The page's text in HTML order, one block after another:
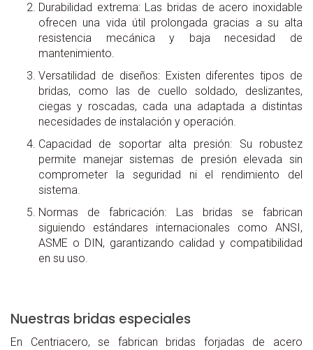
Durabilidad extrema: Las bridas de acero inoxidable
ofrecen una vida útil prolongada gracias a su alta
resistencia mecánica y baja necesidad de
mantenimiento.
Versatilidad de diseños: Existen diferentes tipos de
bridas, como las de cuello soldado, deslizantes,
ciegas y roscadas, cada una adaptada a distintas
necesidades de instalación y operación.
Capacidad de soportar alta presión: Su robustez
permite manejar sistemas de presión elevada sin
comprometer la seguridad ni el rendimiento del
sistema.
Normas de fabricación: Las bridas se fabrican
siguiendo estándares internacionales como ANSI,
ASME o DIN, garantizando calidad y compatibilidad
en su uso.
Nuestras bridas especiales
En Centriacero, se fabrican bridas forjadas de acero